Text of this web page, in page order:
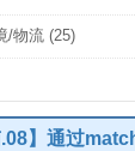
/物流 (25)
.08】通过